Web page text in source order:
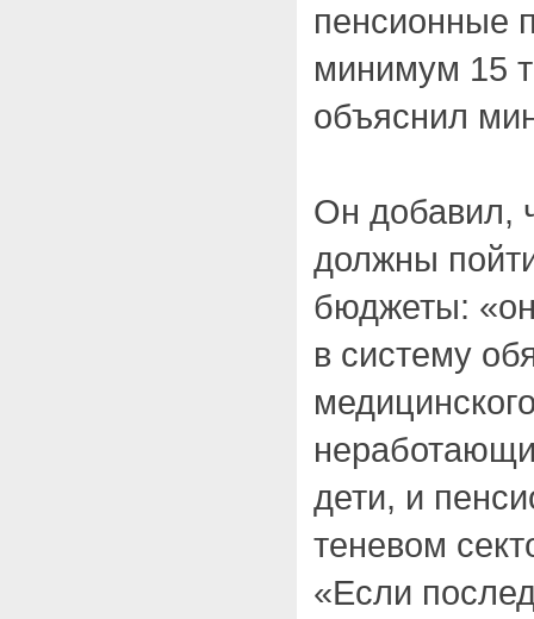
пенсионные
минимум 15
объяснил
Он добавил,
должны
бюджеты:
в систему
дети, и
теневом
«Если